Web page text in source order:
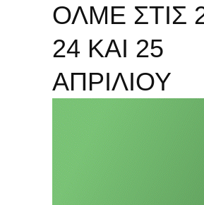
ΟΛΜΕ ΣΤΙΣ
24 ΚΑΙ 25
ΑΠΡΙΛΙΟΥ